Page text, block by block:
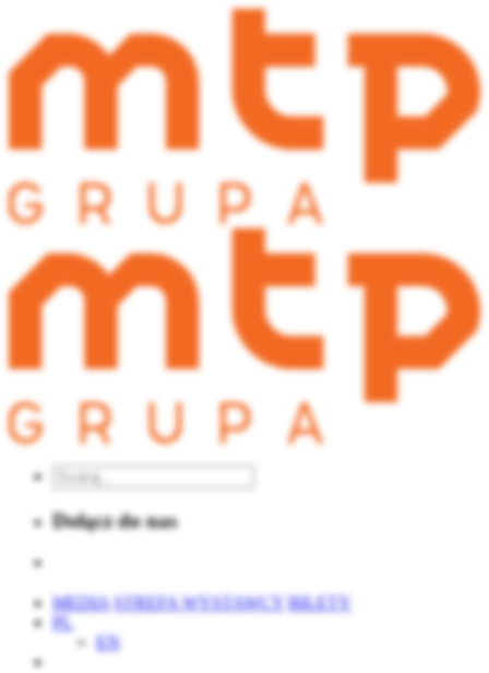
Dołącz do nas
MEDIA STREFA WYSTAWCY BILETY
PL
EN